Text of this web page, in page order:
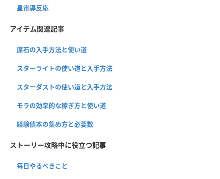
星電導反応
アイテム関連記事
原石の入手方法と使い道
スターライトの使い道と入手方法
スターダストの使い道と入手方法
モラの効率的な稼ぎ方と使い道
経験値本の集め方と必要数
ストーリー攻略中に役立つ記事
毎日やるべきこと